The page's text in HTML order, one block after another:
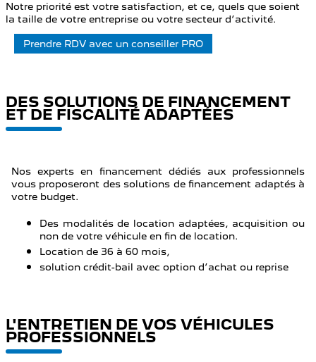
Notre priorité est votre satisfaction, et ce, quels que soient
la taille de votre entreprise ou votre secteur d’activité.
Prendre RDV avec un conseiller PRO
DES SOLUTIONS DE FINANCEMENT
ET DE FISCALITÉ ADAPTÉES
Nos experts en financement dédiés aux professionnels
vous proposeront des solutions de financement adaptés à
votre budget.
Des modalités de location adaptées, acquisition ou
non de votre véhicule en fin de location.
Location de 36 à 60 mois,
solution crédit-bail avec option d’achat ou reprise
L'ENTRETIEN DE VOS VÉHICULES
PROFESSIONNELS